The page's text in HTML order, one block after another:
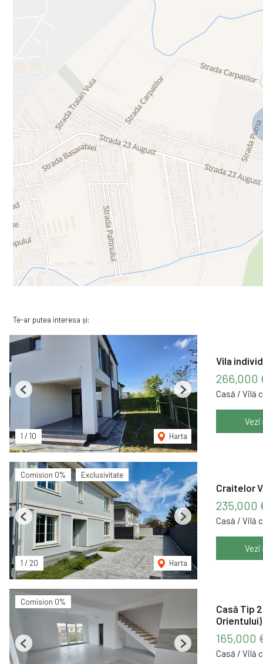
Libertății Villas reprezintă alegerea ideală pentru cei care își
și facilități premium într-o comunitate modernă, unde fiecare
**Libertății Villas – o comunitate premium, construită pentru
Buget insuficient? La HABITAT Brokers ai serviciu de finanțare
Identificăm tipul de credit ideal.
Simulăm rata. Comparăm ofertele actuale din piață.
Depunem dosarul și stăm în legătură cu banca până la aprobare.
Totul cu ZERO costuri suplimentare.
Contactează-ne azi pentru o analiză gratuită!
Te-ar putea interesa și:
1 / 10 Harta
Previous Next
Vila
266,000
Casă / Vilă
Comision 0% Exclusivitate
1 / 20 Harta
Previous Next
Craitelor
235,000
Casă / Vilă
Comision 0%
Previous Next
Casă Tip
Orientului)
165,000
Casă / Vilă